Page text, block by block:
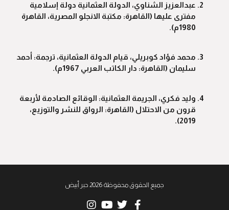
عبدالعزيز الشناوي، الدولة العثمانية دولة إسلامية
مفترى عليها (القاهرة: مكتبة الانجلو المصرية، القاهرة
1980م).
محمد فؤاد كوبريلي، قيام الدولة العثمانية، ترجمة: أحمد
سليمان (القاهرة: دار الكاتب العربي 1967م).
وليد فكري، الجريمة العثمانية: الوقائع الصادمة لأربعة
قرون من الاحتلال (القاهرة: الرواق للنشر والتوزيع،
2019).
جميع الحقوق محفوظة 2026 حبر أبيض